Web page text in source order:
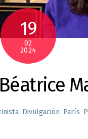
19
02
2024
Divulgación París